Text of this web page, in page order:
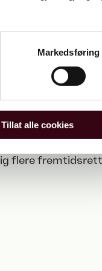
Markedsføring
Tillat alle cookies
Oslo sentrum
vei. Nå er hele
bærekraftig
og kontorbygg
og
et av Oslos
og det
flere